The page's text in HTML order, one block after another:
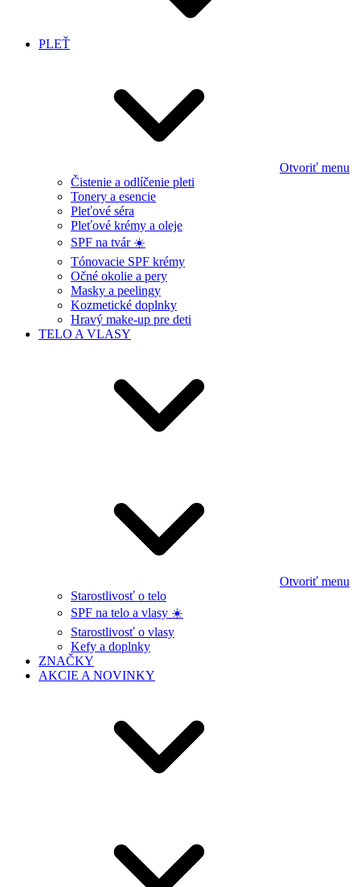
PLEŤ
Otvoriť menu
Čistenie a odlíčenie pleti
Tonery a esencie
Pleťové séra
Pleťové krémy a oleje
SPF na tvár ☀️
Tónovacie SPF krémy
Očné okolie a pery
Masky a peelingy
Kozmetické doplnky
Hravý make-up pre deti
TELO A VLASY
Otvoriť menu
Starostlivosť o telo
SPF na telo a vlasy ☀️
Starostlivosť o vlasy
Kefy a doplnky
ZNAČKY
AKCIE A NOVINKY